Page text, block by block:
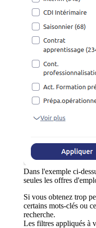
Dans l'exemple ci-
seules les offres
Si vous obtenez trop
certains mots-clés ou
recherche.
Les filtres appliqués à